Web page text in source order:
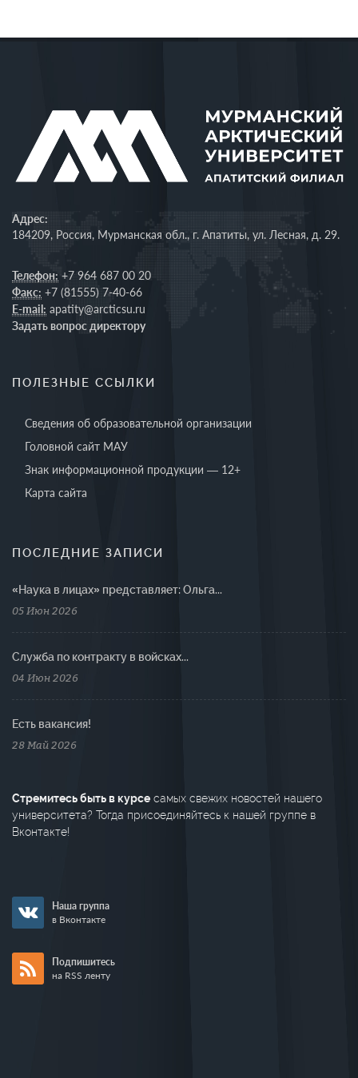
Адрес:
184209, Россия, Мурманская обл., г. Апатиты, ул. Лесная, д. 29.
Телефон: +7 964 687 00 20
Факс: +7 (81555) 7-40-66
E-mail: apatity@arcticsu.ru
Задать вопрос директору
ПОЛЕЗНЫЕ ССЫЛКИ
Сведения об образовательной организации
Головной сайт МАУ
Знак информационной продукции — 12+
Карта сайта
ПОСЛЕДНИЕ ЗАПИСИ
«Наука в лицах» представляет: Ольга...
05 Июн 2026
Cлужба по контракту в войсках...
04 Июн 2026
Есть вакансия!
28 Май 2026
Стремитесь быть в курсе самых свежих новостей нашего
университета? Тогда присоединяйтесь к нашей группе в
Вконтакте!
Наша группа
в Вконтакте
Подпишитесь
на RSS ленту